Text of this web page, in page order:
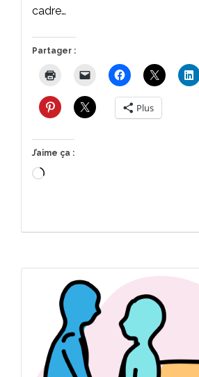
cadre…
Partager :
Plus
J’aime ça :
Chargement…